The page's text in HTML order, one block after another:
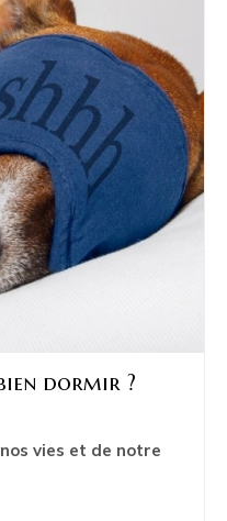
dormir ?
vies et de notre